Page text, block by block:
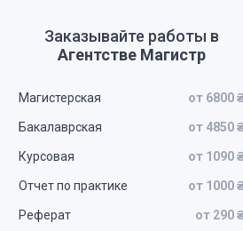
Заказывайте работы в
Агентстве Магистр
Магистерская от 6800
Бакалаврская от 4850
Курсовая от 1090
Отчет по практике от 1000
Реферат от 290